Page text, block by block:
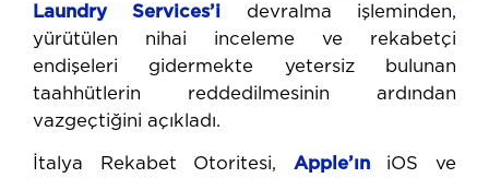
Laundry Services’i devralma işleminden,
yürütülen nihai inceleme ve rekabetçi
endişeleri gidermekte yetersiz bulunan
taahhütlerin reddedilmesinin ardından
vazgeçtiğini açıkladı.
İtalya Rekabet Otoritesi, Apple’ıniOS ve